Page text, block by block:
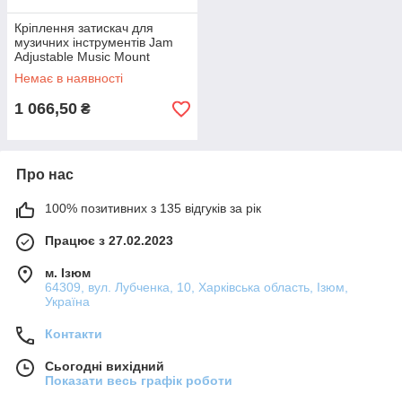
Кріплення затискач для
музичних інструментів Jam
Adjustable Music Mount
Немає в наявності
1 066,50 ₴
Про нас
100% позитивних з 135 відгуків за рік
Працює з 27.02.2023
м. Ізюм
64309, вул. Лубченка, 10, Харківська область, Ізюм,
Україна
Контакти
Сьогодні вихідний
Показати весь графік роботи